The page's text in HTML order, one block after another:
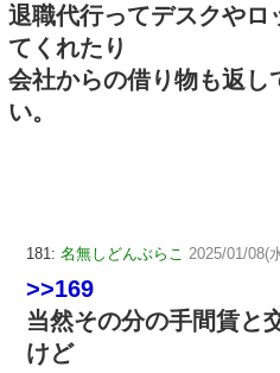
退職代行ってデスクやロ
てくれたり
会社からの借り物も返し
い。
181: 名無しどんぶらこ 2025/01/08(
>>169
当然その分の手間賃と
けど